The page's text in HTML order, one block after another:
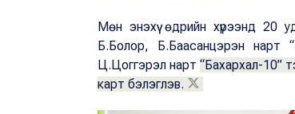
Мөн энэхүү өдрийн хүрээнд 20
Б.Болор, Б.Баасанцэрэн нарт
Ц.Цоггэрэл нарт“Бахархал-10”
карт бэлэглэв.